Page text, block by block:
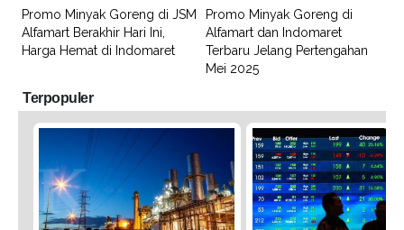
Promo Minyak Goreng di JSM
Alfamart Berakhir Hari Ini,
Harga Hemat di Indomaret
Promo Minyak Goreng di
Alfamart dan Indomaret
Terbaru Jelang Pertengahan
Mei 2025
Terpopuler